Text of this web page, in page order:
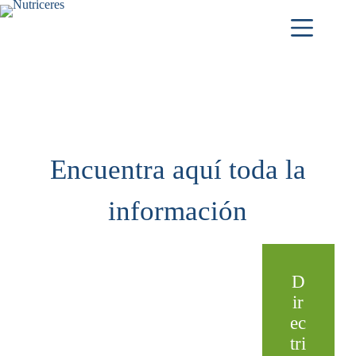
Encuentra aquí toda la
información
D
ir
ec
tri